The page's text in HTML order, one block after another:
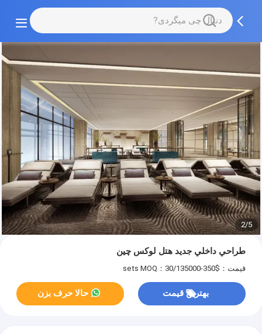
2/5
طراحي داخلي جديد هتل لوکس چين
قیمت：$350-135000/sets MOQ：30
بهترین قیمت حالا حرف بزن